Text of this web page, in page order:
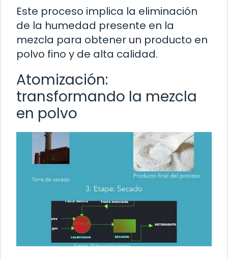
Este proceso implica la eliminación
de la humedad presente en la
mezcla para obtener un producto en
polvo fino y de alta calidad.
Atomización:
transformando la mezcla
en polvo